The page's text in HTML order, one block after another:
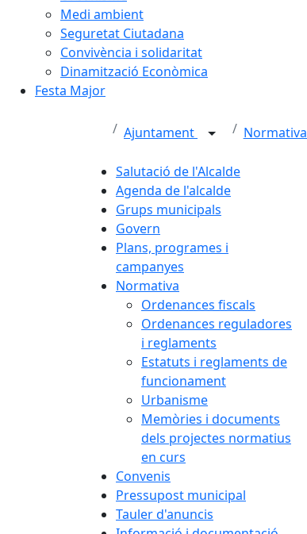
Medi ambient
Seguretat Ciutadana
Convivència i solidaritat
Dinamització Econòmica
Festa Major
Ajuntament Normativa
Salutació de l'Alcalde
Agenda de l'alcalde
Grups municipals
Govern
Plans, programes i
campanyes
Normativa
Ordenances fiscals
Ordenances reguladores
i reglaments
Estatuts i reglaments de
funcionament
Urbanisme
Memòries i documents
dels projectes normatius
en curs
Convenis
Pressupost municipal
Tauler d'anuncis